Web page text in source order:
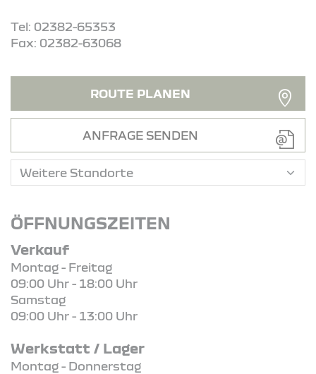
Tel: 02382-65353
Fax: 02382-63068
ROUTE PLANEN
ANFRAGE SENDEN
ÖFFNUNGSZEITEN
Verkauf
Montag - Freitag
09:00 Uhr - 18:00 Uhr
Samstag
09:00 Uhr - 13:00 Uhr
Werkstatt / Lager
Montag - Donnerstag